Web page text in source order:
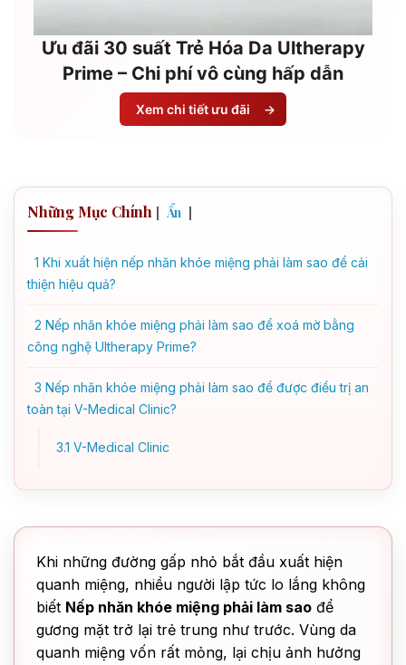
Ưu đãi 30 suất Trẻ Hóa Da Ultherapy
Prime – Chi phí vô cùng hấp dẫn
Xem chi tiết ưu đãi →
Những Mục Chính [ Ẩn ]
1 Khi xuất hiện nếp nhăn khóe miệng phải làm sao để cải
thiện hiệu quả?
2 Nếp nhăn khóe miệng phải làm sao để xoá mờ bằng
công nghệ Ultherapy Prime?
3 Nếp nhăn khóe miệng phải làm sao để được điều trị an
toàn tại V-Medical Clinic?
3.1 V-Medical Clinic
Khi những đường gấp nhỏ bắt đầu xuất hiện
quanh miệng, nhiều người lập tức lo lắng không
biết Nếp nhăn khóe miệng phải làm sao để
gương mặt trở lại trẻ trung như trước. Vùng da
quanh miệng vốn rất mỏng, lại chịu ảnh hưởng